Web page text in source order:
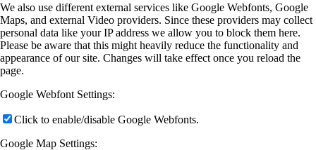
We also use different external services like Google Webfonts, Google
Maps, and external Video providers. Since these providers may collect
personal data like your IP address we allow you to block them here.
Please be aware that this might heavily reduce the functionality and
appearance of our site. Changes will take effect once you reload the
page.
Google Webfont Settings:
Click to enable/disable Google Webfonts.
Google Map Settings: